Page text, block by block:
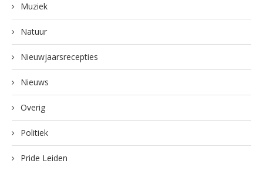
Muziek
Natuur
Nieuwjaarsrecepties
Nieuws
Overig
Politiek
Pride Leiden